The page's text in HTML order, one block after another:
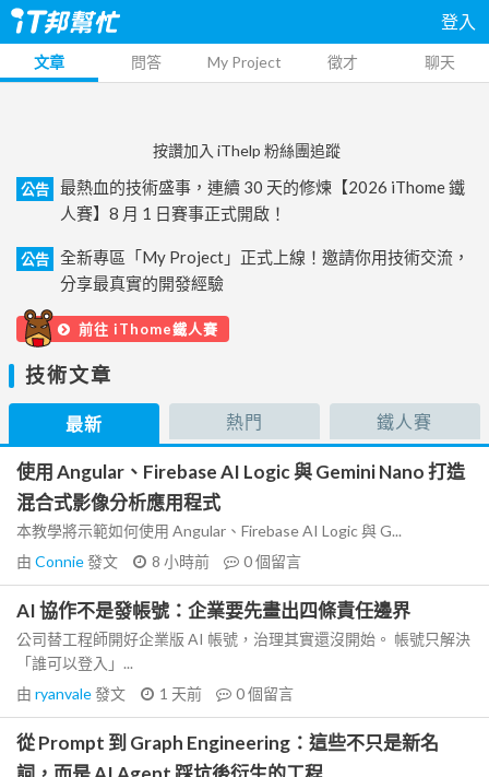
登入
文章 問答 My Project 徵才 聊天
按讚加入 iThelp 粉絲團追蹤
公告
最熱血的技術盛事，連續 30 天的修煉【2026 iThome 鐵
人賽】8 月 1 日賽事正式開啟！
公告
全新專區「My Project」正式上線！邀請你用技術交流，
分享最真實的開發經驗
前往 iThome鐵人賽
技術文章
最新 熱門 鐵人賽
使用 Angular、Firebase AI Logic 與 Gemini Nano 打造
混合式影像分析應用程式
本教學將示範如何使用 Angular、Firebase AI Logic 與 G...
由 Connie發文 8 小時前 0個留言
AI 協作不是發帳號：企業要先畫出四條責任邊界
公司替工程師開好企業版 AI 帳號，治理其實還沒開始。 帳號只解決
「誰可以登入」...
由 ryanvale發文 1 天前 0個留言
從 Prompt 到 Graph Engineering：這些不只是新名